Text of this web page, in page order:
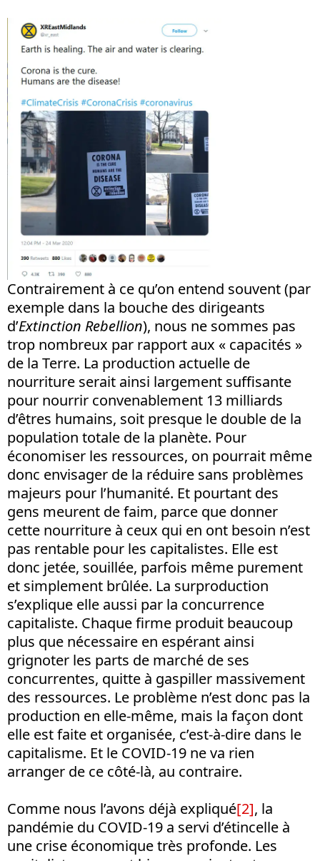
Contrairement à ce qu’on entend souvent (par
exemple dans la bouche des dirigeants
d’Extinction Rebellion), nous ne sommes pas
trop nombreux par rapport aux « capacités »
de la Terre. La production actuelle de
nourriture serait ainsi largement suffisante
pour nourrir convenablement 13 milliards
d’êtres humains, soit presque le double de la
population totale de la planète. Pour
économiser les ressources, on pourrait même
donc envisager de la réduire sans problèmes
majeurs pour l’humanité. Et pourtant des
gens meurent de faim, parce que donner
cette nourriture à ceux qui en ont besoin n’est
pas rentable pour les capitalistes. Elle est
donc jetée, souillée, parfois même purement
et simplement brûlée. La surproduction
s’explique elle aussi par la concurrence
capitaliste. Chaque firme produit beaucoup
plus que nécessaire en espérant ainsi
grignoter les parts de marché de ses
concurrentes, quitte à gaspiller massivement
des ressources. Le problème n’est donc pas la
production en elle-même, mais la façon dont
elle est faite et organisée, c’est-à-dire dans le
capitalisme. Et le COVID-19 ne va rien
arranger de ce côté-là, au contraire.
Comme nous l’avons déjà expliqué[2], la
pandémie du COVID-19 a servi d’étincelle à
une crise économique très profonde. Les